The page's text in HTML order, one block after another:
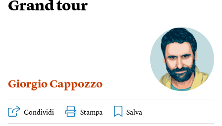
Grand tour
Giorgio Cappozzo
Condividi Stampa